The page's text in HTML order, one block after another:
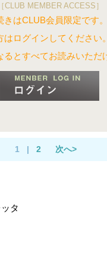
［CLUB MEMBER ACCESS］
きはCLUB会員限定です。
はログインしてください。
とすべてお読みいただ
1 | 2 次へ>
タ